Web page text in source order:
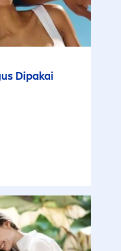
Dipakai